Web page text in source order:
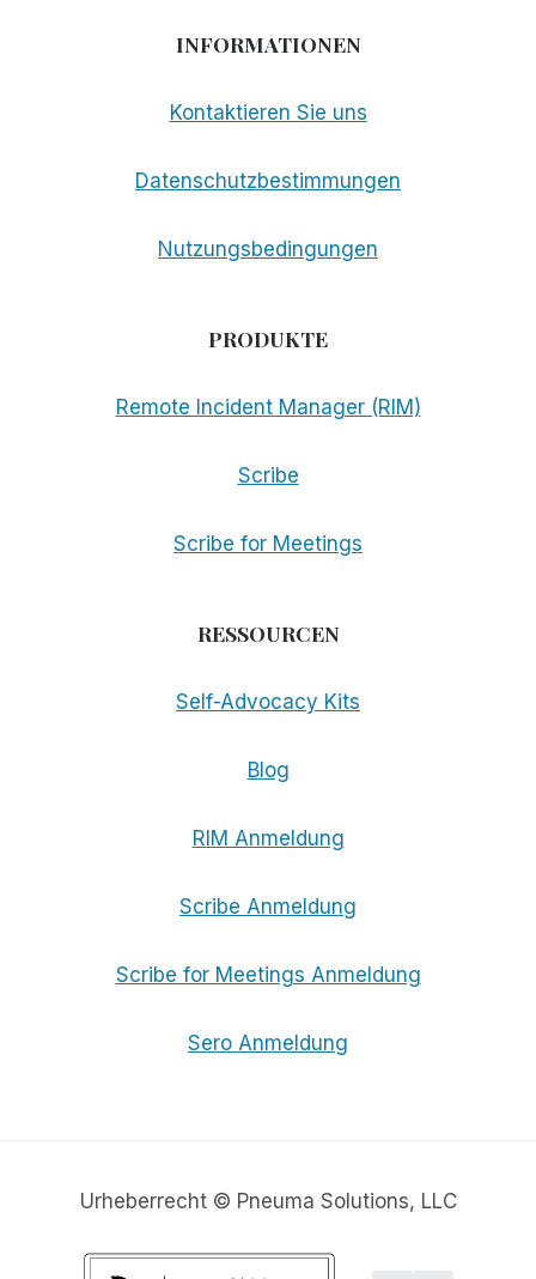
INFORMATIONEN
Kontaktieren Sie uns
Datenschutzbestimmungen
Nutzungsbedingungen
PRODUKTE
Remote Incident Manager (RIM)
Scribe
Scribe for Meetings
RESSOURCEN
Self-Advocacy Kits
Blog
RIM Anmeldung
Scribe Anmeldung
Scribe for Meetings Anmeldung
Sero Anmeldung
Urheberrecht © Pneuma Solutions, LLC